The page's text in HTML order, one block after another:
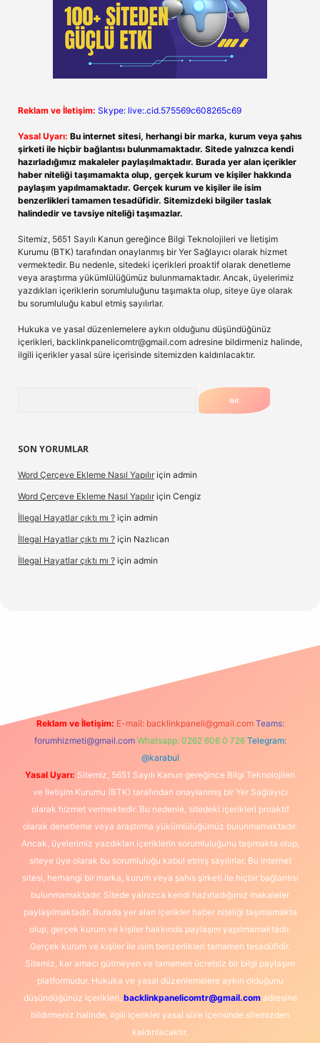
Reklam ve İletişim: Skype: live:.cid.575569c608265c69
Yasal Uyarı: Bu internet sitesi, herhangi bir marka, kurum veya şahıs
şirketi ile hiçbir bağlantısı bulunmamaktadır. Sitede yalnızca kendi
hazırladığımız makaleler paylaşılmaktadır. Burada yer alan içerikler
haber niteliği taşımamakta olup, gerçek kurum ve kişiler hakkında
paylaşım yapılmamaktadır. Gerçek kurum ve kişiler ile isim
benzerlikleri tamamen tesadüfidir. Sitemizdeki bilgiler taslak
halindedir ve tavsiye niteliği taşımazlar.
Sitemiz, 5651 Sayılı Kanun gereğince Bilgi Teknolojileri ve İletişim
Kurumu (BTK) tarafından onaylanmış bir Yer Sağlayıcı olarak hizmet
vermektedir. Bu nedenle, sitedeki içerikleri proaktif olarak denetleme
veya araştırma yükümlülüğümüz bulunmamaktadır. Ancak, üyelerimiz
yazdıkları içeriklerin sorumluluğunu taşımakta olup, siteye üye olarak
bu sorumluluğu kabul etmiş sayılırlar.
Hukuka ve yasal düzenlemelere aykırı olduğunu düşündüğünüz
içerikleri, backlinkpanelicomtr@gmail.com adresine bildirmeniz halinde,
ilgili içerikler yasal süre içerisinde sitemizden kaldırılacaktır.
SON YORUMLAR
Word Çerçeve Ekleme Nasıl Yapılır için admin
Word Çerçeve Ekleme Nasıl Yapılır için Cengiz
İllegal Hayatlar çıktı mı ? için admin
İllegal Hayatlar çıktı mı ? için Nazlıcan
İllegal Hayatlar çıktı mı ? için admin
Reklam ve İletişim: E-mail: backlinkpaneli@gmail.com Teams:
forumhizmeti@gmail.com Whatsapp: 0262 606 0 726 Telegram:
@karabul
Yasal Uyarı: Sitemiz, 5651 Sayılı Kanun gereğince Bilgi Teknolojileri
ve İletişim Kurumu (BTK) tarafından onaylanmış bir Yer Sağlayıcı
olarak hizmet vermektedir. Bu nedenle, sitedeki içerikleri proaktif
olarak denetleme veya araştırma yükümlülüğümüz bulunmamaktadır.
Ancak, üyelerimiz yazdıkları içeriklerin sorumluluğunu taşımakta olup,
siteye üye olarak bu sorumluluğu kabul etmiş sayılırlar. Bu internet
sitesi, herhangi bir marka, kurum veya şahıs şirketi ile hiçbir bağlantısı
bulunmamaktadır. Sitede yalnızca kendi hazırladığımız makaleler
paylaşılmaktadır. Burada yer alan içerikler haber niteliği taşımamakta
olup, gerçek kurum ve kişiler hakkında paylaşım yapılmamaktadır.
Gerçek kurum ve kişiler ile isim benzerlikleri tamamen tesadüfidir.
Sitemiz, kar amacı gütmeyen ve tamamen ücretsiz bir bilgi paylaşım
platformudur. Hukuka ve yasal düzenlemelere aykırı olduğunu
düşündüğünüz içerikleri, backlinkpanelicomtr@gmail.comadresine
bildirmeniz halinde, ilgili içerikler yasal süre içerisinde sitemizden
kaldırılacaktır.